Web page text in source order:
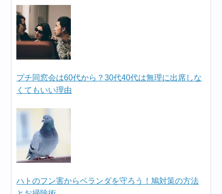
プチ同窓会は60代から？30代40代は無理に出席しな
くてもいい理由
ハトのフン害からベランダを守ろう！鳩対策の方法